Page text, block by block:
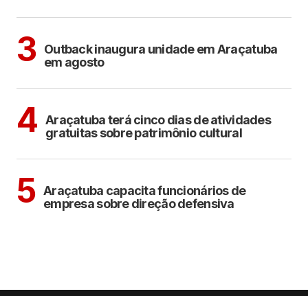
3 Outback inaugura unidade em Araçatuba
em agosto
4 Araçatuba terá cinco dias de atividades
gratuitas sobre patrimônio cultural
5 Araçatuba capacita funcionários de
empresa sobre direção defensiva